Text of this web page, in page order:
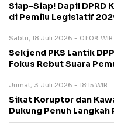
Siap-Siap! Dapil DPRD
di Pemilu Legislatif
Sabtu, 18 Juli 2026 - 01:09 WIB
Sekjend PKS Lantik
Fokus Rebut Suara
Jumat, 3 Juli 2026 - 18:15 WIB
Sikat Koruptor dan
Dukung Penuh